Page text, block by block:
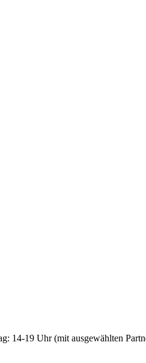
14-19 Uhr (mit ausgewählten